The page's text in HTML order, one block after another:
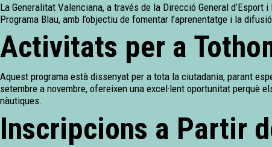
La Generalitat Valenciana, a través de la Direcció General
Programa Blau, amb l’objectiu de fomentar l’aprenentatge i la
Activitats per a
Aquest programa està dissenyat per a tota la ciutadania, parant
setembre a novembre, ofereixen una excel·lent oportunitat
nàutiques.
Inscripcions a Partir